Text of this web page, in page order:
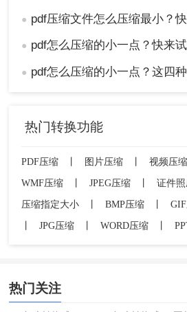
● pdf压缩文件怎么压缩最小？快来试着
● pdf怎么压缩的小一点？快来试
● pdf怎么压缩的小一点？这四
热门转换功能
PDF压缩 图片压缩 视频压缩
WMF压缩
JPEG压缩 证件
压缩指定大小
BMP压缩
JPG压缩 WORD压缩
热门关注